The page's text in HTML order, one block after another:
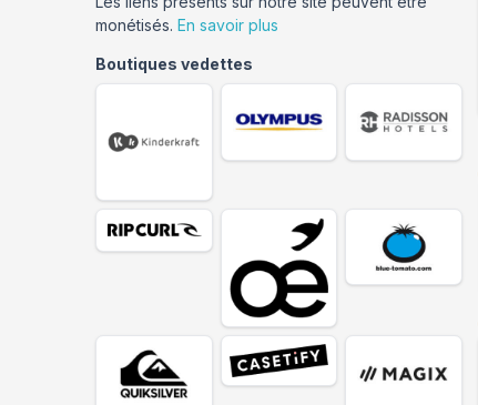
monétisés. En savoir plus
Boutiques vedettes